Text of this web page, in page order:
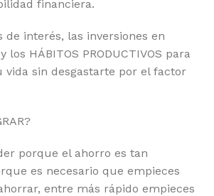
financiera.
de interés, las inversiones en
los HÁBITOS PRODUCTIVOS para
sin desgastarte por el factor
porque el ahorro es tan
es necesario que empieces
entre más rápido empieces